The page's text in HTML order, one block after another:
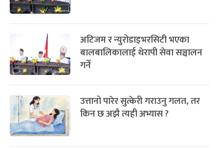
अटिजम र न्युरोडाइभरसिटी भएका
बालबालिकालाई थेरापी सेवा सञ्चालन
गर्ने
उत्तानो पारेर सुत्केरी गराउनु गलत, तर
किन छ अझै त्यही अभ्यास ?